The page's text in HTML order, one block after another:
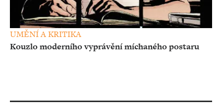
UMĚNÍ A KRITIKA
Kouzlo moderního vyprávění míchaného postaru